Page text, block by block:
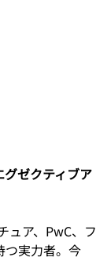
グゼクティブア
ュア、PwC、フ
実力者。 今